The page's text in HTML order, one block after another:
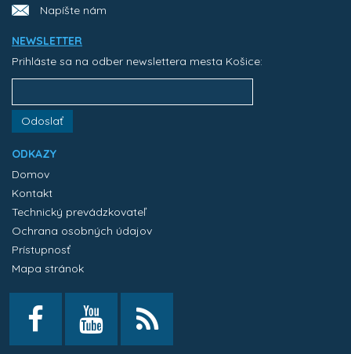
Napíšte nám
NEWSLETTER
Prihláste sa na odber newslettera mesta Košice:
Odoslať
ODKAZY
Domov
Kontakt
Technický prevádzkovateľ
Ochrana osobných údajov
Prístupnosť
Mapa stránok